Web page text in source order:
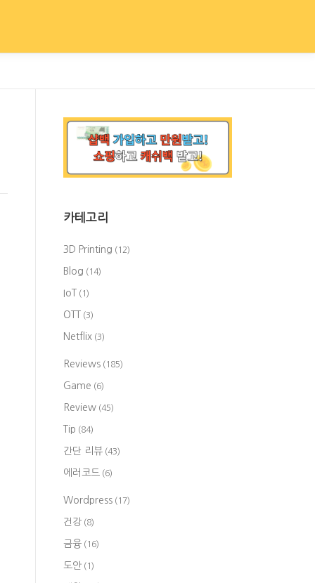
카테고리
3D Printing (12)
Blog (14)
IoT (1)
OTT (3)
Netflix (3)
Reviews (185)
Game (6)
Review (45)
Tip (84)
간단 리뷰 (43)
에러코드 (6)
Wordpress (17)
건강 (8)
금융 (16)
도안 (1)